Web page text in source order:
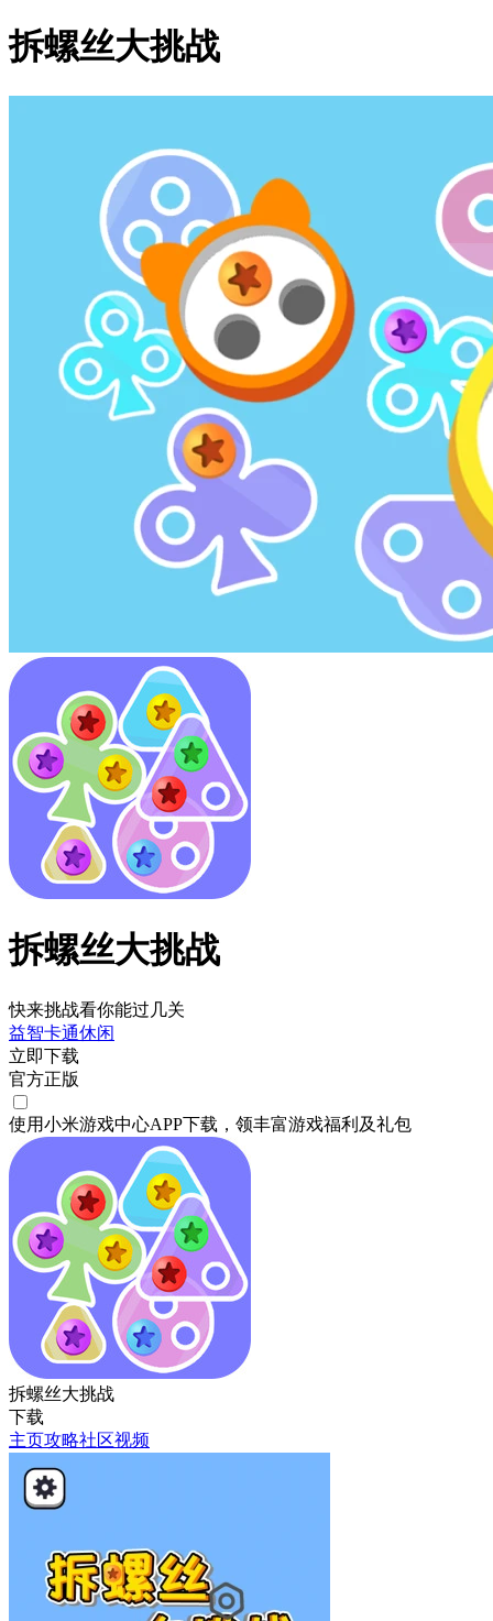
拆螺丝大挑战
拆螺丝大挑战
快来挑战看你能过几关
益智卡通休闲
立即下载
官方正版
使用小米游戏中心APP下载 ，领丰富游戏福利 及礼包
拆螺丝大挑战
下载
主页攻略社区视频